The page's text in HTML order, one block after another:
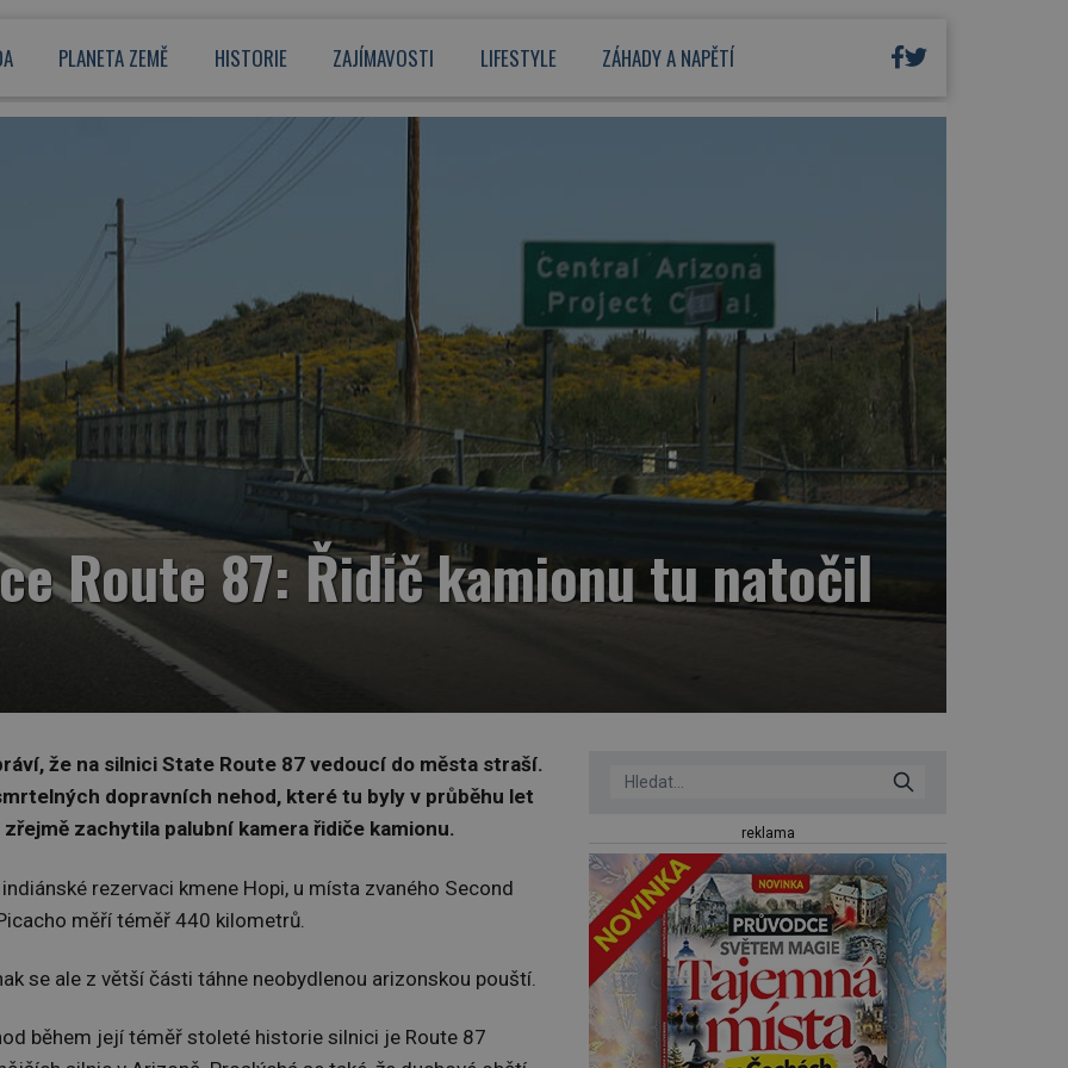
PLANETA ZEMĚ HISTORIE ZAJÍMAVOSTI LIFESTYLE ZÁHADY A NAPĚTÍ
Route 87: Řidič kamionu tu natočil
že na silnici State Route 87 vedoucí do města straší.
dopravních nehod, které tu byly v průběhu let
zachytila palubní kamera řidiče kamionu.
rezervaci kmene Hopi, u místa zvaného Second
měří téměř 440 kilometrů.
se ale z větší části táhne neobydlenou arizonskou pouští.
během její téměř stoleté historie silnici je Route 87
reklama